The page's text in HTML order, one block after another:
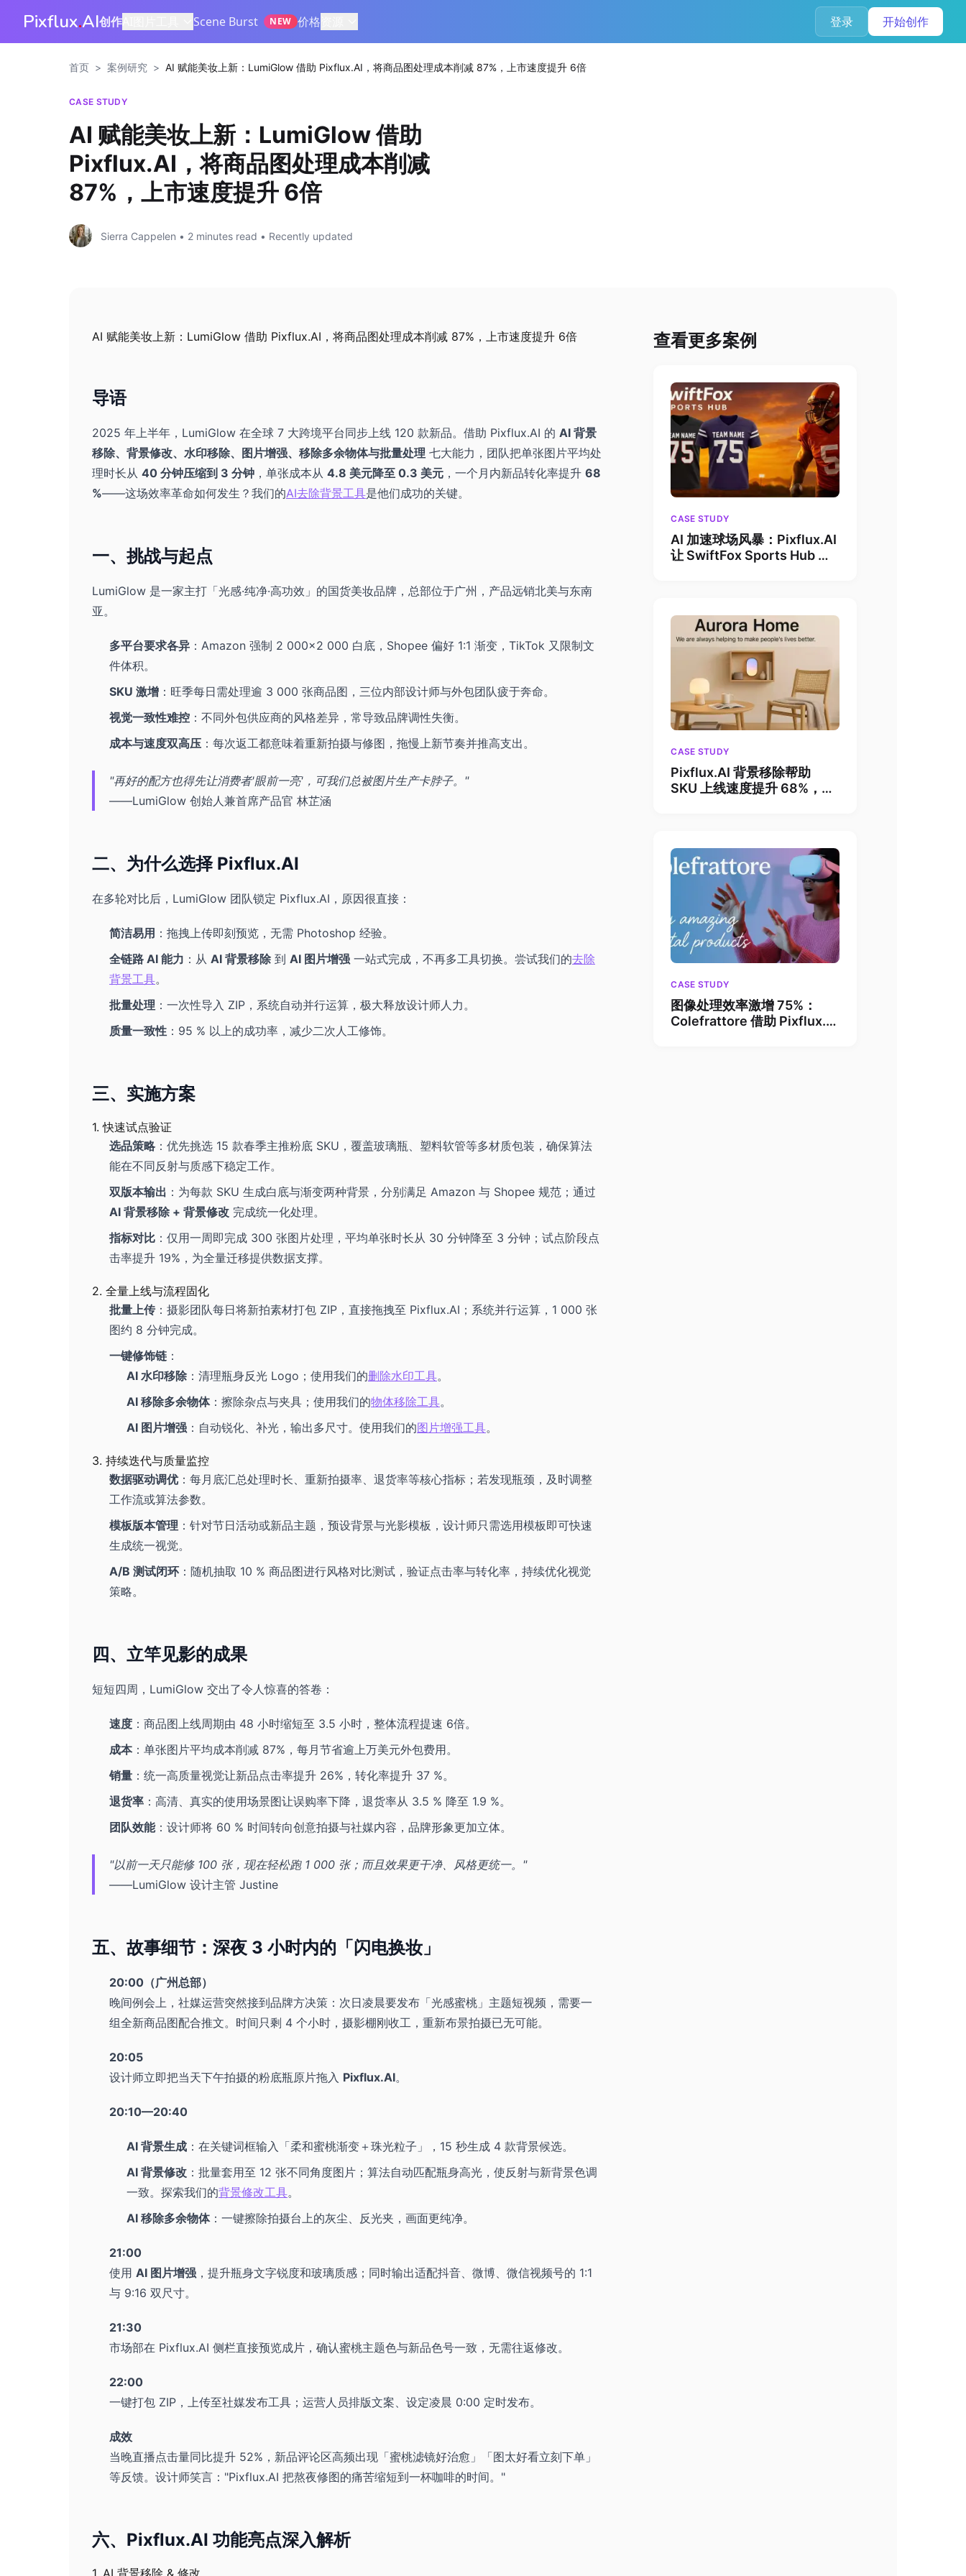
Pixflux.AI创作 Scene Burst NEW 价格 登录 开始创作
首页 > 案例研究 > AI 赋能美妆上新：LumiGlow 借助 Pixflux.AI，将商品图处理成本削减 87%，上市速度提升 6倍
CASE STUDY
AI 赋能美妆上新：LumiGlow 借助
Pixflux.AI，将商品图处理成本削减
87%，上市速度提升 6倍
Sierra Cappelen • 2 minutes read • Recently updated
AI 赋能美妆上新：LumiGlow 借助 Pixflux.AI，将商品图处理成本削减 87%，上市速度提升 6倍
导语
2025 年上半年，LumiGlow 在全球 7 大跨境平台同步上线 120 款新品。借助 Pixflux.AI 的 AI 背景
移除、背景修改、水印移除、图片增强、移除多余物体与批量处理 七大能力，团队把单张图片平均处
理时长从 40 分钟压缩到 3 分钟 ，单张成本从 4.8 美元降至 0.3 美元 ，一个月内新品转化率提升 68
%——这场效率革命如何发生？我们的AI去除背景工具是他们成功的关键。
一、挑战与起点
LumiGlow 是一家主打「光感·纯净·高功效」的国货美妆品牌，总部位于广州，产品远销北美与东南
亚。
多平台要求各异 ：Amazon 强制 2 000×2 000 白底，Shopee 偏好 1:1 渐变，TikTok 又限制文
件体积。
SKU 激增 ：旺季每日需处理逾 3 000 张商品图，三位内部设计师与外包团队疲于奔命。
视觉一致性难控 ：不同外包供应商的风格差异，常导致品牌调性失衡。
成本与速度双高压 ：每次返工都意味着重新拍摄与修图，拖慢上新节奏并推高支出。
"再好的配方也得先让消费者'眼前一亮'，可我们总被图片生产卡脖子。"
——LumiGlow 创始人兼首席产品官 林芷涵
二、为什么选择 Pixflux.AI
在多轮对比后，LumiGlow 团队锁定 Pixflux.AI，原因很直接：
简洁易用 ：拖拽上传即刻预览，无需 Photoshop 经验。
全链路 AI 能力 ：从 AI 背景移除到 AI 图片增强 一站式完成，不再多工具切换。尝试我们的去除
背景工具。
批量处理 ：一次性导入 ZIP，系统自动并行运算，极大释放设计师人力。
质量一致性 ：95 % 以上的成功率，减少二次人工修饰。
三、实施方案
1. 快速试点验证
选品策略 ：优先挑选 15 款春季主推粉底 SKU，覆盖玻璃瓶、塑料软管等多材质包装，确保算法
能在不同反射与质感下稳定工作。
双版本输出 ：为每款 SKU 生成白底与渐变两种背景，分别满足 Amazon 与 Shopee 规范；通过
AI 背景移除 + 背景修改 完成统一化处理。
指标对比 ：仅用一周即完成 300 张图片处理，平均单张时长从 30 分钟降至 3 分钟；试点阶段点
击率提升 19%，为全量迁移提供数据支撑。
2. 全量上线与流程固化
批量上传：摄影团队每日将新拍素材打包 ZIP，直接拖拽至 Pixflux.AI；系统并行运算，1 000 张
图约 8 分钟完成。
一键修饰链 ：
AI 水印移除：清理瓶身反光 Logo；使用我们的删除水印工具。
AI 移除多余物体：擦除杂点与夹具；使用我们的物体移除工具。
AI 图片增强 ：自动锐化、补光，输出多尺寸。使用我们的图片增强工具。
3. 持续迭代与质量监控
数据驱动调优：每月底汇总处理时长、重新拍摄率、退货率等核心指标；若发现瓶颈，及时调整
工作流或算法参数。
模板版本管理 ：针对节日活动或新品主题，预设背景与光影模板，设计师只需选用模板即可快速
生成统一视觉。
A/B 测试闭环：随机抽取 10 % 商品图进行风格对比测试，验证点击率与转化率，持续优化视觉
策略。
四、立竿见影的成果
短短四周，LumiGlow 交出了令人惊喜的答卷：
速度 ：商品图上线周期由 48 小时缩短至 3.5 小时，整体流程提速 6倍。
成本：单张图片平均成本削减 87%，每月节省逾上万美元外包费用。
销量 ：统一高质量视觉让新品点击率提升 26%，转化率提升 37 %。
退货率 ：高清、真实的使用场景图让误购率下降，退货率从 3.5 % 降至 1.9 %。
团队效能：设计师将 60 % 时间转向创意拍摄与社媒内容，品牌形象更加立体。
"以前一天只能修 100 张，现在轻松跑 1 000 张；而且效果更干净、风格更统一。"
——LumiGlow 设计主管 Justine
五、故事细节：深夜 3 小时内的「闪电换妆」
20:00（广州总部）
晚间例会上，社媒运营突然接到品牌方决策：次日凌晨要发布「光感蜜桃」主题短视频，需要一
组全新商品图配合推文。时间只剩 4 个小时，摄影棚刚收工，重新布景拍摄已无可能。
20:05
设计师立即把当天下午拍摄的粉底瓶原片拖入 Pixflux.AI。
20:10—20:40
AI 背景生成 ：在关键词框输入「柔和蜜桃渐变＋珠光粒子」，15 秒生成 4 款背景候选。
AI 背景修改 ：批量套用至 12 张不同角度图片；算法自动匹配瓶身高光，使反射与新背景色调
一致。探索我们的背景修改工具。
AI 移除多余物体：一键擦除拍摄台上的灰尘、反光夹，画面更纯净。
21:00
使用 AI 图片增强 ，提升瓶身文字锐度和玻璃质感；同时输出适配抖音、微博、微信视频号的 1:1
与 9:16 双尺寸。
21:30
市场部在 Pixflux.AI 侧栏直接预览成片，确认蜜桃主题色与新品色号一致，无需往返修改。
22:00
一键打包 ZIP，上传至社媒发布工具；运营人员排版文案、设定凌晨 0:00 定时发布。
成效
当晚直播点击量同比提升 52%，新品评论区高频出现「蜜桃滤镜好治愈」「图太好看立刻下单」
等反馈。设计师笑言："Pixflux.AI 把熬夜修图的痛苦缩短到一杯咖啡的时间。"
六、Pixflux.AI 功能亮点深入解析
1. AI 背景移除 & 修改
查看更多案例
CASE STUDY
AI 加速球场风暴：Pixflux.AI
让 SwiftFox Sports Hub 图
CASE STUDY
Pixflux.AI 背景移除帮助
SKU 上线速度提升 68%，单
CASE STUDY
图像处理效率激增 75%：
Colefrattore 借助 Pixflux.AI